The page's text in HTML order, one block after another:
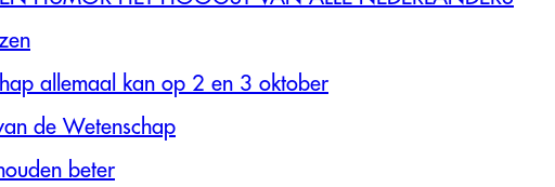
allemaal kan op 2 en 3 oktober
de Wetenschap
beter